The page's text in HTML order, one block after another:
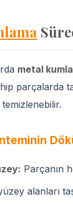
metal
parçalarda
Parçanın
alanları